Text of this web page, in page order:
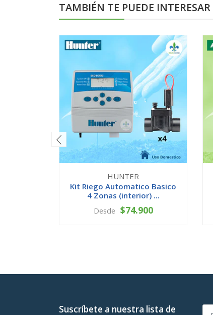
TAMBIÉN TE PUEDE INTERESAR
HUNTER
Kit Riego Automatico Basico
4 Zonas (interior) ...
VER OPCIONES
Desde $74.900
Suscríbete a nuestra lista de